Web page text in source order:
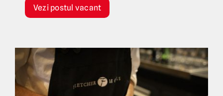
Vezi postul vacant